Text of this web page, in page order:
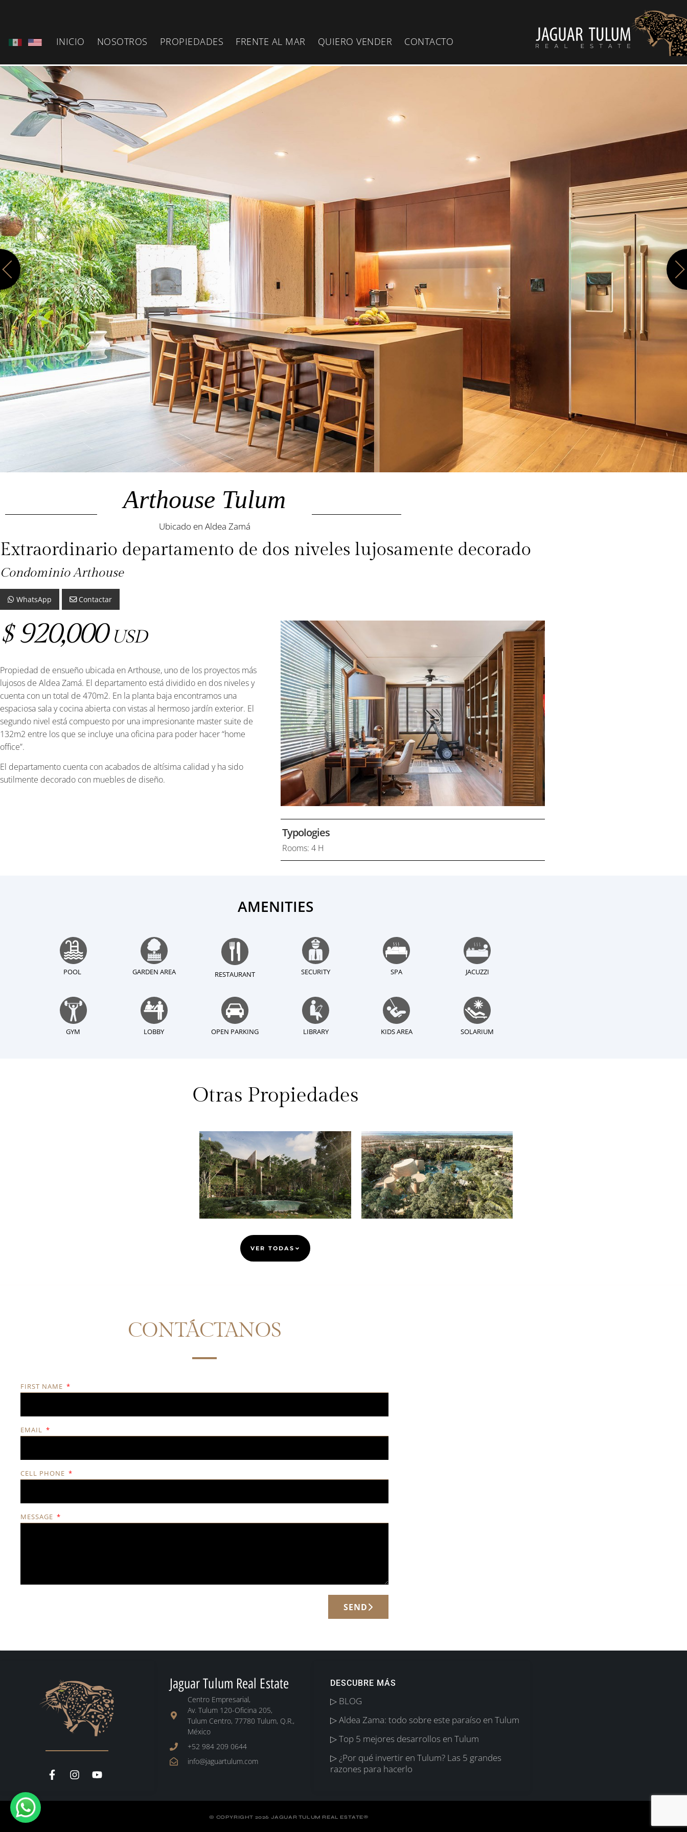
INICIO NOSOTROS PROPIEDADES FRENTE AL MAR QUIERO VENDER CONTACTO
Arthouse Tulum
Ubicado en Aldea Zamá
Extraordinario departamento de dos niveles lujosamente decorado
Condominio Arthouse
WhatsApp Contactar
$ 920,000 USD
Propiedad de ensueño ubicada en Arthouse, uno de los proyectos más
lujosos de Aldea Zamá. El departamento está dividido en dos niveles y
cuenta con un total de 470m2. En la planta baja encontramos una
espaciosa sala y cocina abierta con vistas al hermoso jardín exterior. El
segundo nivel está compuesto por una impresionante master suite de
132m2 entre los que se incluye una oficina para poder hacer “home
office”.
El departamento cuenta con acabados de altísima calidad y ha sido
sutilmente decorado con muebles de diseño.
Typologies
Rooms: 4 H
AMENITIES
POOL GARDEN AREA RESTAURANT SECURITY SPA JACUZZI
GYM LOBBY OPEN PARKING LIBRARY KIDS AREA SOLARIUM
Otras Propiedades
VER TODAS
CONTÁCTANOS
FIRST NAME
EMAIL
CELL PHONE
MESSAGE
SEND
Jaguar Tulum Real Estate
Centro Empresarial,
Av. Tulum 120-Oficina 205,
Tulum Centro, 77780 Tulum, Q.R.,
México
+52 984 209 0644
info@jaguartulum.com
DESCUBRE MÁS
▷ BLOG
▷ Aldea Zama: todo sobre este paraíso en Tulum
▷ Top 5 mejores desarrollos en Tulum
▷ ¿Por qué invertir en Tulum? Las 5 grandes
razones para hacerlo
© COPYRIGHT 2026 JAGUAR TULUM REAL ESTATE®